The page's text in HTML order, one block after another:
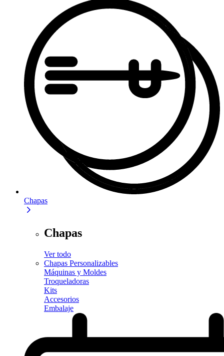
Chapas
Chapas
Ver todo
Chapas Personalizables
Máquinas y Moldes
Troqueladoras
Kits
Accesorios
Embalaje